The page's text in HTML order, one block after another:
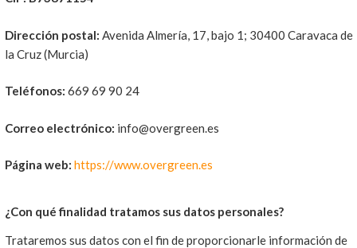
Dirección postal: Avenida Almería, 17, bajo 1; 30400 Caravaca de
la Cruz (Murcia)
Teléfonos: 669 69 90 24
Correo electrónico: info@overgreen.es
Página web: https://www.overgreen.es
¿Con qué finalidad tratamos sus datos personales?
Trataremos sus datos con el fin de proporcionarle información de